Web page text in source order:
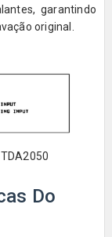
garantindo
original.
Do